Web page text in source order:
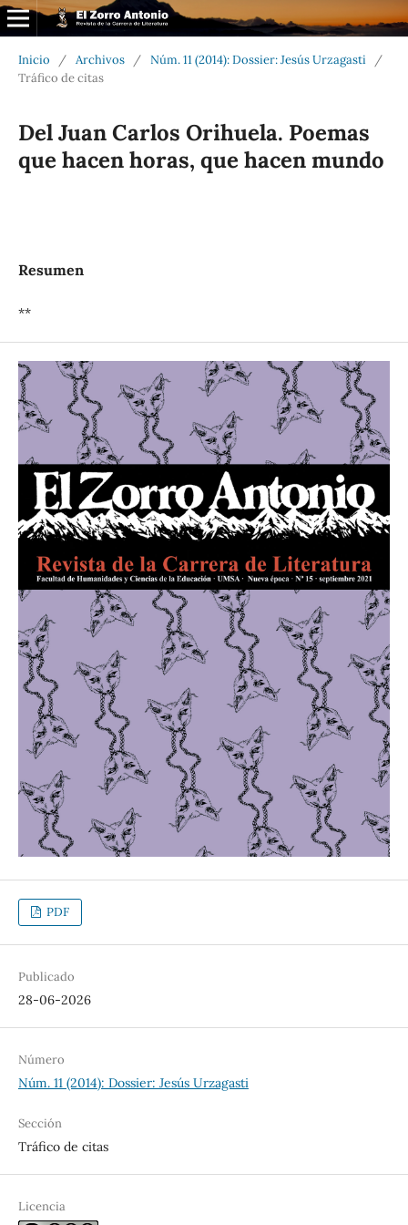
Inicio / Archivos / Núm. 11 (2014): Dossier: Jesús Urzagasti
/
Tráfico de citas
Del Juan Carlos Orihuela. Poemas
que hacen horas, que hacen mundo
Resumen
**
PDF
Publicado
28-06-2026
Número
Núm. 11 (2014): Dossier: Jesús Urzagasti
Sección
Tráfico de citas
Licencia